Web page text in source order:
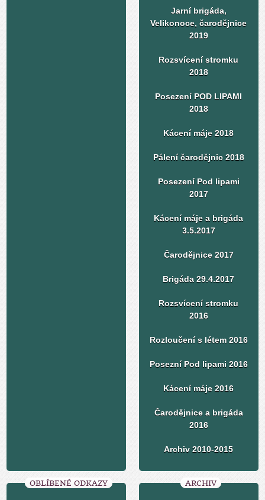
Jarní brigáda,
Velikonoce, čarodějnice
2019
Rozsvícení stromku
2018
Posezení POD LIPAMI
2018
Kácení máje 2018
Pálení čarodějnic 2018
Posezení Pod lipami
2017
Kácení máje a brigáda
3.5.2017
Čarodějnice 2017
Brigáda 29.4.2017
Rozsvícení stromku
2016
Rozloučení s létem 2016
Posezní Pod lipami 2016
Kácení máje 2016
Čarodějnice a brigáda
2016
Archiv 2010-2015
OBLÍBENÉ ODKAZY ARCHIV